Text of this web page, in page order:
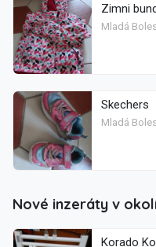
Zimni
Mladá
Skechers
Mladá
Nové inzeráty v
Korado